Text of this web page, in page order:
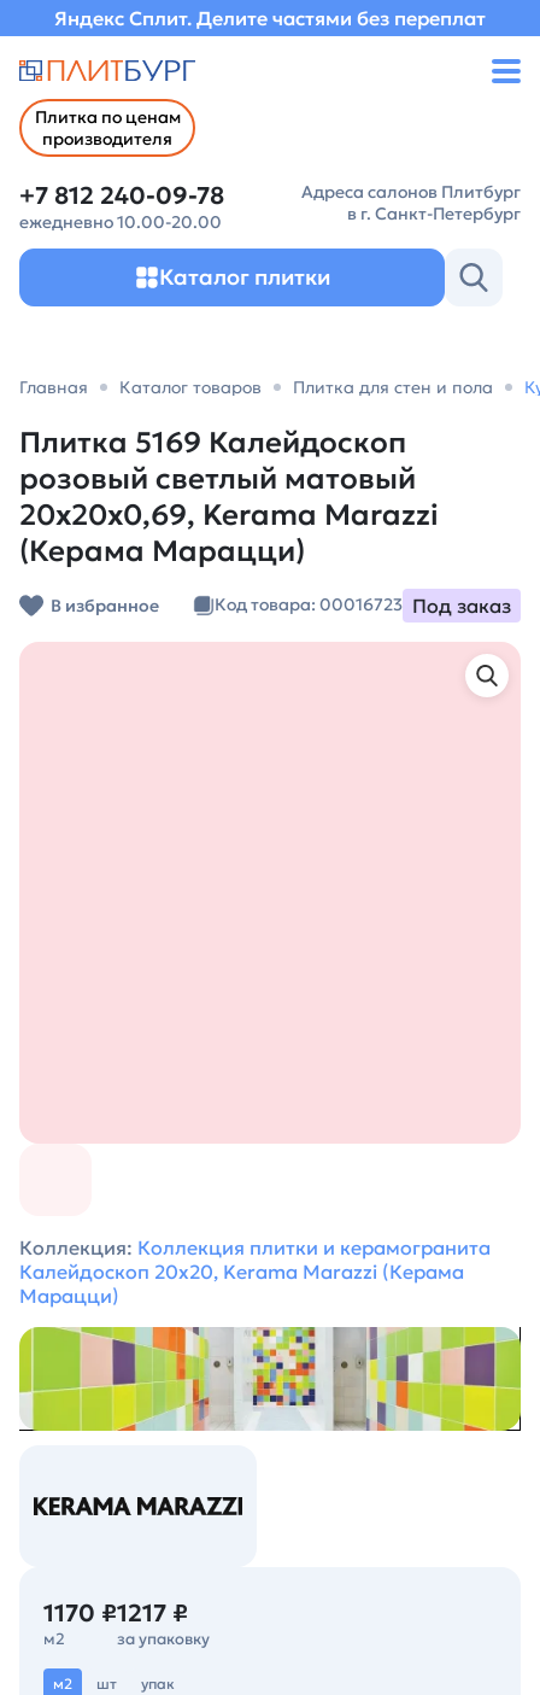
Яндекс Сплит. Делите частями без переплат
Плитка по ценам
производителя
+7 812 240-09-78
ежедневно 10.00-20.00
Адреса салонов Плитбург
в г. Санкт-Петербург
Каталог плитки
Главная Каталог товаров Плитка для стен и пола
Плитка 5169 Калейдоскоп
розовый светлый матовый
20x20x0,69, Kerama Marazzi
(Керама Марацци)
В избранное Код товара: 00016723 Под заказ
Коллекция: Коллекция плитки и керамогранита
Калейдоскоп 20х20, Kerama Marazzi (Керама
Марацци)
1170 ₽
м2
1217 ₽
за упаковку
м2 шт упак